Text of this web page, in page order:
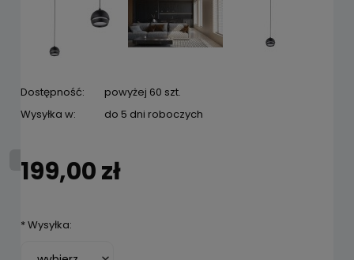
Dostępność:
powyżej 60 szt.
Wysyłka w:
do 5 dni roboczych
199,00 zł
*Wysyłka: